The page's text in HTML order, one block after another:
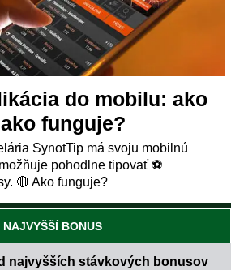
do mobilu: ako
funguje?
SynotTip má svoju mobilnú
pohodlne tipovať ⚽
🔴 Ako funguje?
BONUS
najvyšších stávkových bonusov